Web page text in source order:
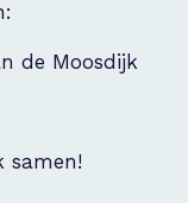
de Moosdijk
samen!